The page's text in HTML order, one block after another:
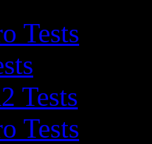
Tests
Tests
Tests